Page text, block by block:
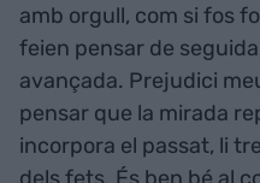
amb orgull, com si fos
feien pensar de
avançada. Prejudici
pensar que la mirada
incorpora el passat, li